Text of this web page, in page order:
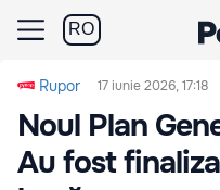
RO
Rupor 17 iunie 2026, 17:18
Noul Plan
Au fost